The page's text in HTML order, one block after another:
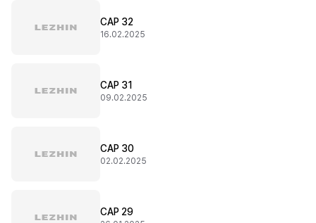
CAP 32
16.02.2025
CAP 31
09.02.2025
CAP 30
02.02.2025
CAP 29